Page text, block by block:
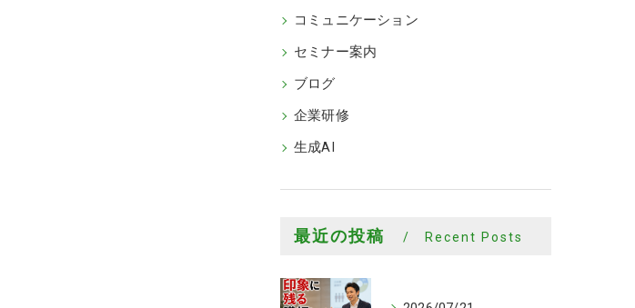
コミュニケーション
セミナー案内
ブログ
企業研修
生成AI
最近の投稿 Recent Posts